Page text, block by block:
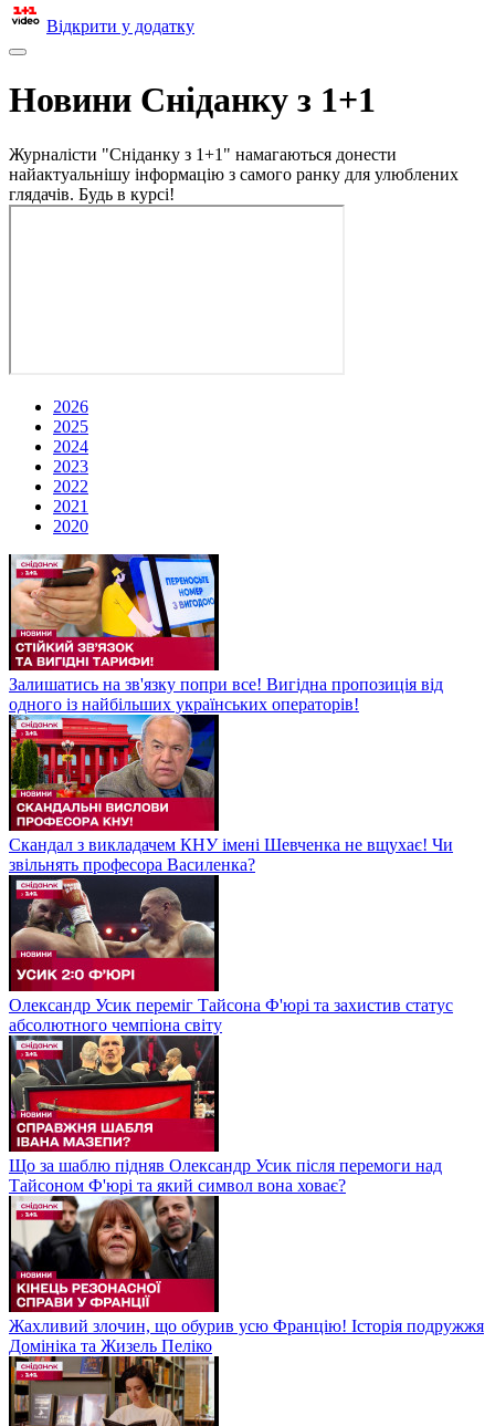
Відкрити у додатку
Новини Сніданку з 1+1
Журналісти "Сніданку з 1+1" намагаються донести
найактуальнішу інформацію з самого ранку для улюблених
глядачів. Будь в курсі!
2026
2025
2024
2023
2022
2021
2020
Залишатись на зв'язку попри все! Вигідна пропозиція від
одного із найбільших українських операторів!
Скандал з викладачем КНУ імені Шевченка не вщухає! Чи
звільнять професора Василенка?
Олександр Усик переміг Тайсона Ф'юрі та захистив статус
абсолютного чемпіона світу
Що за шаблю підняв Олександр Усик після перемоги над
Тайсоном Ф'юрі та який символ вона ховає?
Жахливий злочин, що обурив усю Францію! Історія подружжя
Домініка та Жизель Пеліко